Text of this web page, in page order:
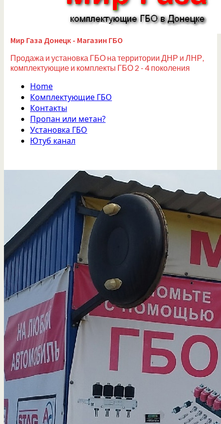
Мир Газа Донецк - Магазин ГБО
Продажа и установка ГБО на территории ДНР и ЛНР,
комплектующие и комплекты ГБО 2 - 4 поколения
Home
Комплектующие ГБО
Контакты
Пропан или метан?
Установка ГБО
Ютуб канал